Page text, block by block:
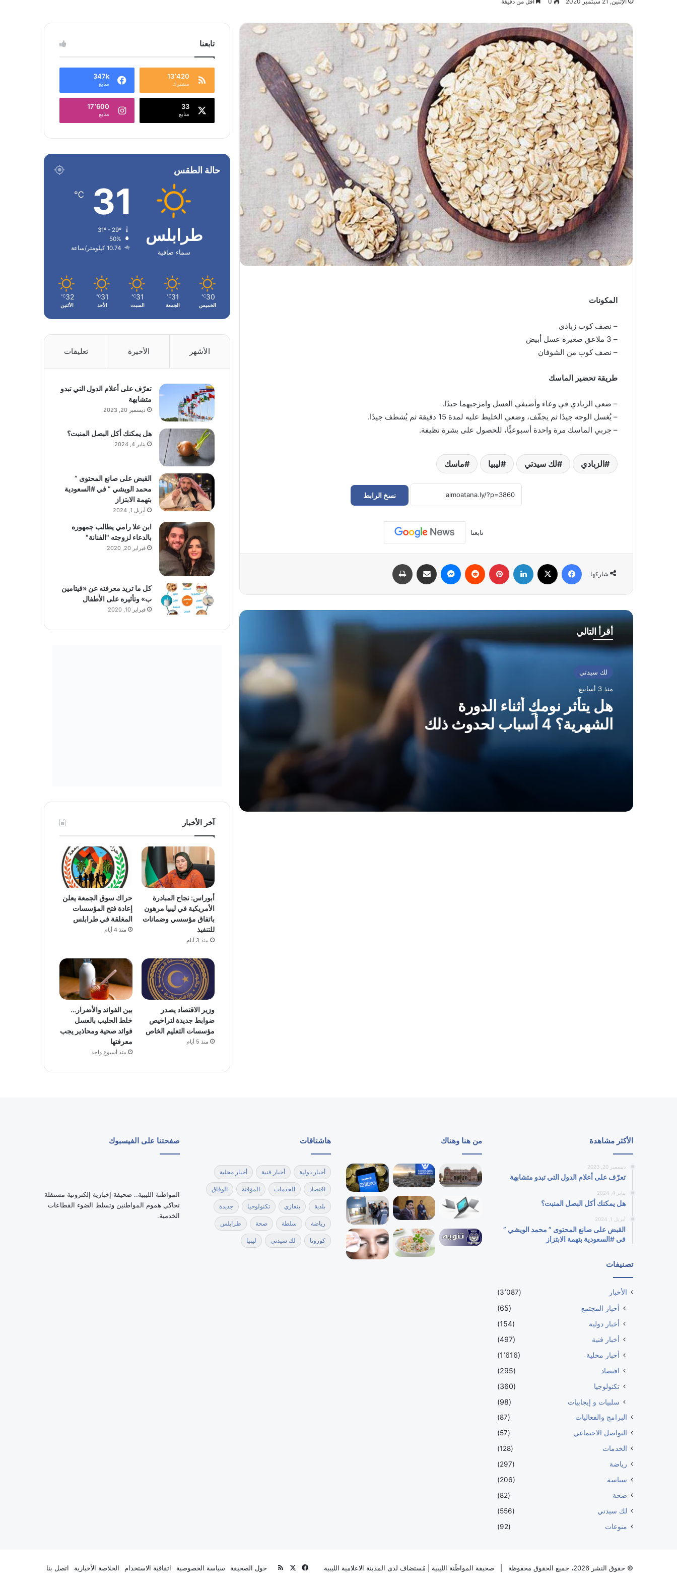
المكونات
– نصف كوب زبادى
– 3 ملاعق صغيرة عسل أبيض
– نصف كوب من الشوفان
طريقة تحضير الماسك
– ضعي الزبادي في وعاء وأضيفي العسل وامزجيهما جيدًا.
– يُغسل الوجه جيدًا ثم يجفّف، وضعي الخليط عليه لمدة 15 دقيقة ثم يُشطف جيدًا.
– جربي الماسك مرة واحدة أسبوعيًّا، للحصول على بشرة نظيفة.
الزبادي لك سيدتي ليبيا ماسك
نسخ الرابط
تابعنا
شاركها
فيسبوك لينكدإن بينتيريست ماسنجر مشاركة عبر البريد
أقرأ التالي
لك سيدتي
منذ 3 أسابيع
هل يتأثر نومكِ أثناء الدورة
الشهرية؟ 4 أسباب لحدوث ذلك
تأثير مقاومة الأنسولين على النساء و علاقتها
التجاعيد والجفاف
التغيرات الهرمونية على صحة عيون النساء
هل زيت الخروع آمن للوجه ؟
ثلاث طرق سهلة للتخلص من تساقط الشعر
بإضافة البصل إلى روتين العناية بشعرك
على أن ألم البطن ليس “طبيعياً”
تابعنا
13٬420
مشترك
347k
متابع
33
متابع
17٬600
متابع
حالة الطقس
طرابلس
سماء صافية
31
℃
50%
10.74 كيلومتر/ساعة
30
℃
الخميس
31
℃
الجمعة
31
℃
السبت
31
℃
الأحد
32
℃
الأثنين
الأشهر الأخيرة تعليقات
تعرّف على أعلام الدول التي تبدو
متشابهة
ديسمبر 20, 2023
هل يمكنك أكل البصل المنبت؟
يناير 4, 2024
القبض على صانع المحتوى ”
محمد الويشي ” في #السعودية
بتهمة الابتزاز
أبريل 1, 2024
ابن علا رامي يطالب جمهوره
بالدعاء لزوجته "الفنانة"
فبراير 20, 2020
كل ما تريد معرفته عن «فيتامين
ب» وتأثيره على الأطفال
فبراير 10, 2020
آخر الأخبار
أبوراس: نجاح المبادرة
الأمريكية في ليبيا مرهون
باتفاق مؤسسي وضمانات
للتنفيذ
منذ 3 أيام
حراك سوق الجمعة يعلن
إعادة فتح المؤسسات
المغلقة في طرابلس
منذ 4 أيام
وزير الاقتصاد يصدر
ضوابط جديدة لتراخيص
مؤسسات التعليم الخاص
منذ 5 أيام
بين الفوائد والأضرار…
خلط الحليب بالعسل
فوائد صحية ومحاذير يجب
معرفتها
منذ أسبوع واحد
الأكثر مشاهدة
ديسمبر 20, 2023
تعرّف على أعلام الدول التي تبدو متشابهة
يناير 4, 2024
هل يمكنك أكل البصل المنبت؟
أبريل 1, 2024
القبض على صانع المحتوى ” محمد الويشي ”
في #السعودية بتهمة الابتزاز
تصنيفات
الأخبار (3٬087)
أخبار المجتمع
(65)
أخبار دولية
(154)
أخبار فنية
(497)
أخبار محلية
(1٬616)
اقتصاد
(295)
تكنولوجيا
(360)
سلبيات و إيجابيات
(98)
البرامج والفعاليات
(87)
التواصل الاجتماعي
(57)
الخدمات
(128)
رياضة
(297)
سياسة
(206)
صحة
(82)
لك سيدتي
(556)
منوعات
(92)
من هنا وهناك هاشتاقات
أخبار دولية أخبار فنية أخبار محلية
اقتصاد الخدمات المؤقتة الوفاق
بلدية بنغازي تكنولوجيا جديدة
رياضة سلطة صحة طرابلس
كورونا لك سيدتي ليبيا
صفحتنا على الفيسبوك
‏المواطَنة الليبية.. صحيفة إخبارية إلكترونية مستقلة
تحاكي هموم المواطنين وتسلط الضوء القطاعات
الخدمية.
© حقوق النشر 2026، جميع الحقوق محفوظة | صحيفة المواطَنة الليبية | مُستضاف لدى المدينة الاعلامية الليبية حول الصحيفة سياسة الخصوصية اتفاقية الاستخدام الخلاصة الأخبارية اتصل بنا فيسبوكملخص